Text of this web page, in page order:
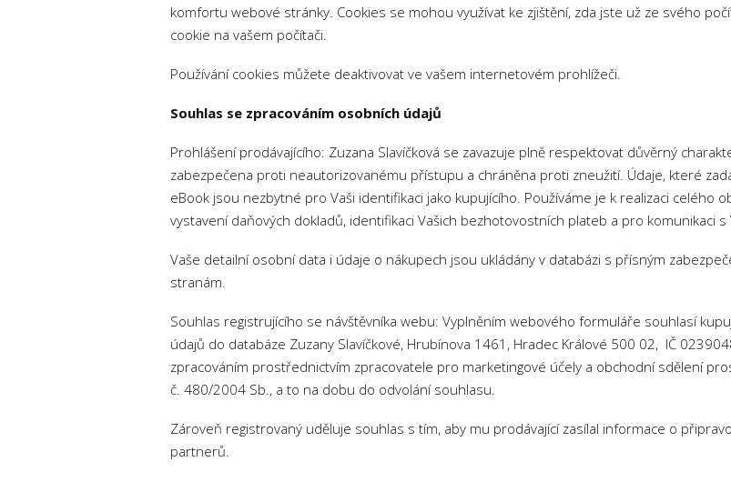
komfortu webové stránky. Cookies se mohou využívat ke zjištění, zda jste už ze svého
cookie na vašem počítači.
Používání cookies můžete deaktivovat ve vašem internetovém prohlížeči.
Souhlas se zpracováním osobních údajů
Prohlášení prodávajícího: Zuzana Slavíčková se zavazuje plně respektovat důvěrný
zabezpečena proti neautorizovanému přístupu a chráněna proti zneužití. Údaje, které
eBook jsou nezbytné pro Vaši identifikaci jako kupujícího. Používáme je k realizaci celého
vystavení daňových dokladů, identifikaci Vašich bezhotovostních plateb a pro komunikaci s
Vaše detailní osobní data i údaje o nákupech jsou ukládány v databázi s přísným
stranám.
Souhlas registrujícího se návštěvníka webu: Vyplněním webového formuláře souhlasí
údajů do databáze Zuzany Slavíčkové, Hrubínova 1461, Hradec Králové 500 02, IČ
zpracováním prostřednictvím zpracovatele pro marketingové účely a obchodní sdělení
č. 480/2004 Sb., a to na dobu do odvolání souhlasu.
Zároveň registrovaný uděluje souhlas s tím, aby mu prodávající zasílal informace o
partnerů.